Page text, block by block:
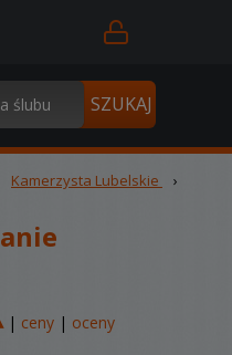
Kamerzysta Lubelskie
›
| ceny | oceny